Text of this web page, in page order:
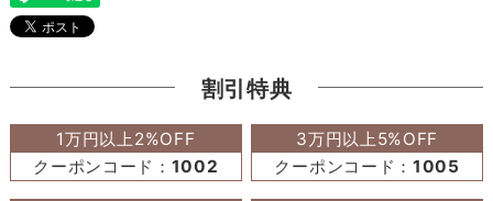
割引特典
1万円以上2%OFF
クーポンコード： 1002
3万円以上5%OFF
クーポンコード：1005